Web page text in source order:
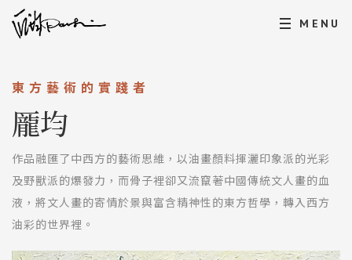
MENU
東方藝術的實踐者
龎均
作品融匯了中西方的藝術思維，以油畫顏料揮灑印象派的光彩
及野獸派的爆發力，而骨子裡卻又流竄著中國傳統文人畫的血
液，將文人畫的寄情於景與富含精神性的東方哲學，轉入西方
油彩的世界裡。